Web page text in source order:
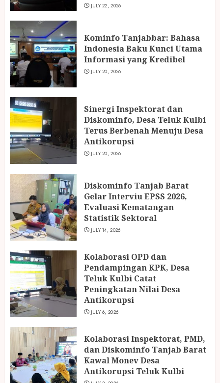
JULY 22, 2026
Kominfo Tanjabbar: Bahasa
Indonesia Baku Kunci Utama
Informasi yang Kredibel
JULY 20, 2026
Sinergi Inspektorat dan
Diskominfo, Desa Teluk Kulbi
Terus Berbenah Menuju Desa
Antikorupsi
JULY 20, 2026
Diskominfo Tanjab Barat
Gelar Interviu EPSS 2026,
Evaluasi Kematangan
Statistik Sektoral
JULY 14, 2026
Kolaborasi OPD dan
Pendampingan KPK, Desa
Teluk Kulbi Catat
Peningkatan Nilai Desa
Antikorupsi
JULY 6, 2026
Kolaborasi Inspektorat, PMD,
dan Diskominfo Tanjab Barat
Kawal Monev Desa
Antikorupsi Teluk Kulbi